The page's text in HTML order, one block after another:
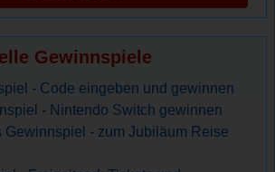
Gewinnspiele
- Code eingeben und gewinnen
- Nintendo Switch gewinnen
Gewinnspiel - zum Jubiläum Reise